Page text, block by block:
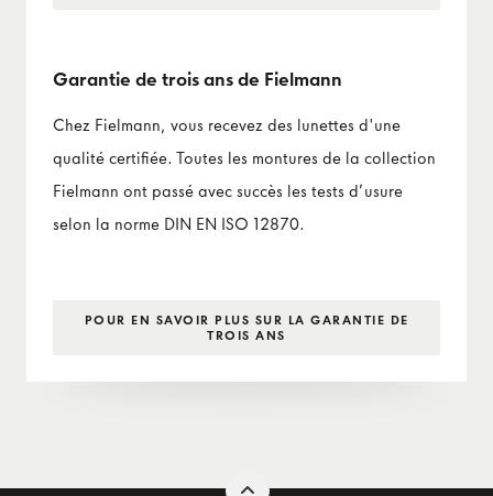
Garantie de trois ans de Fielmann
Chez Fielmann, vous recevez des lunettes d'une
qualité certifiée. Toutes les montures de la collection
Fielmann ont passé avec succès les tests d’usure
selon la norme DIN EN ISO 12870.
POUR EN SAVOIR PLUS SUR LA GARANTIE DE
TROIS ANS